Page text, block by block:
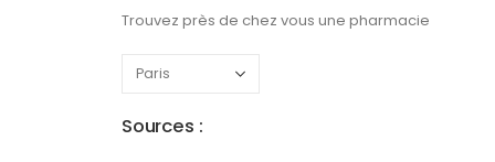
Trouvez près de chez vous une pharmacie
Sources :